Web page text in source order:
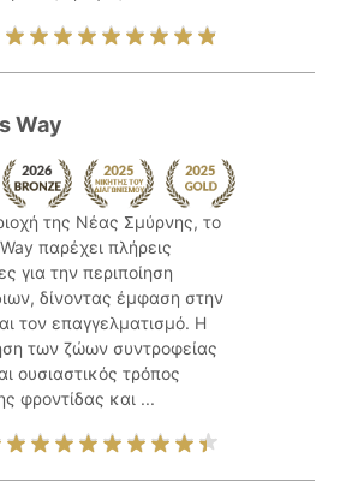
Way
της Νέας Σμύρνης, το
παρέχει πλήρεις
για την περιποίηση
δίνοντας έμφαση στην
τον επαγγελματισμό. Η
των ζώων συντροφείας
ουσιαστικός τρόπος
φροντίδας και ...